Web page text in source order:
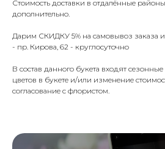
Стоимость доставки в отдалённые
дополнительно.
Дарим СКИДКУ 5% на самовывоз заказа
- пр. Кирова, 62 - круглосуточно
В состав данного букета входят
цветов в букете и/или изменение
согласование с флористом.